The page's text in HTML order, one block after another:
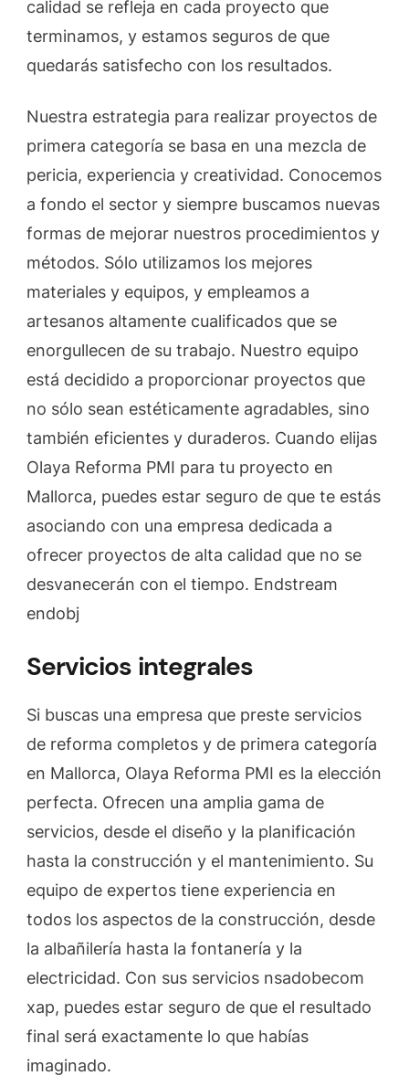
calidad se refleja en cada proyecto que
terminamos, y estamos seguros de que
quedarás satisfecho con los resultados.
Nuestra estrategia para realizar proyectos de
primera categoría se basa en una mezcla de
pericia, experiencia y creatividad. Conocemos
a fondo el sector y siempre buscamos nuevas
formas de mejorar nuestros procedimientos y
métodos. Sólo utilizamos los mejores
materiales y equipos, y empleamos a
artesanos altamente cualificados que se
enorgullecen de su trabajo. Nuestro equipo
está decidido a proporcionar proyectos que
no sólo sean estéticamente agradables, sino
también eficientes y duraderos. Cuando elijas
Olaya Reforma PMI para tu proyecto en
Mallorca, puedes estar seguro de que te estás
asociando con una empresa dedicada a
ofrecer proyectos de alta calidad que no se
desvanecerán con el tiempo. Endstream
endobj
Servicios integrales
Si buscas una empresa que preste servicios
de reforma completos y de primera categoría
en Mallorca, Olaya Reforma PMI es la elección
perfecta. Ofrecen una amplia gama de
servicios, desde el diseño y la planificación
hasta la construcción y el mantenimiento. Su
equipo de expertos tiene experiencia en
todos los aspectos de la construcción, desde
la albañilería hasta la fontanería y la
electricidad. Con sus servicios nsadobecom
xap, puedes estar seguro de que el resultado
final será exactamente lo que habías
imaginado.